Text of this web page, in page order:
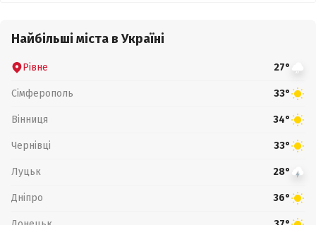
Найбільші міста в Україні
Рівне 27°
Сімферополь 33°
Вінниця 34°
Чернівці 33°
Луцьк 28°
Дніпро 36°